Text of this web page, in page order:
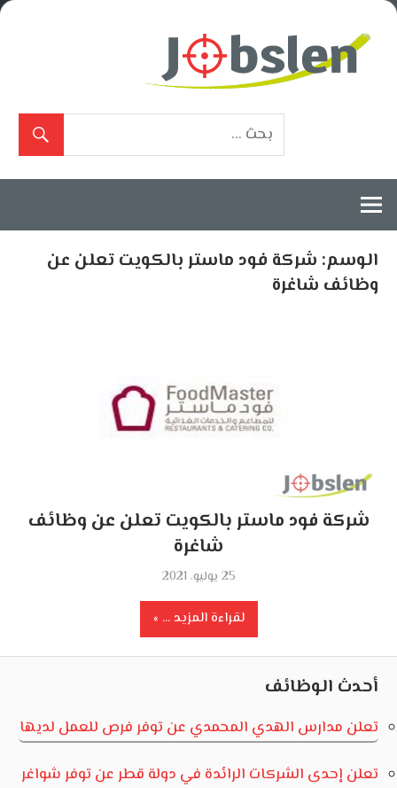
Skip
الوسم: شركة فود ماستر بالكويت تعلن عن
وظائف شاغرة
شركة فود ماستر بالكويت تعلن عن وظائف
شاغرة
25 يوليو، 2021
لقراءة المزيد ...
أحدث الوظائف
تعلن مدارس الهدي المحمدي عن توفر فرص للعمل لديها
تعلن إحدى الشركات الرائدة في دولة قطر عن توفر شواغر